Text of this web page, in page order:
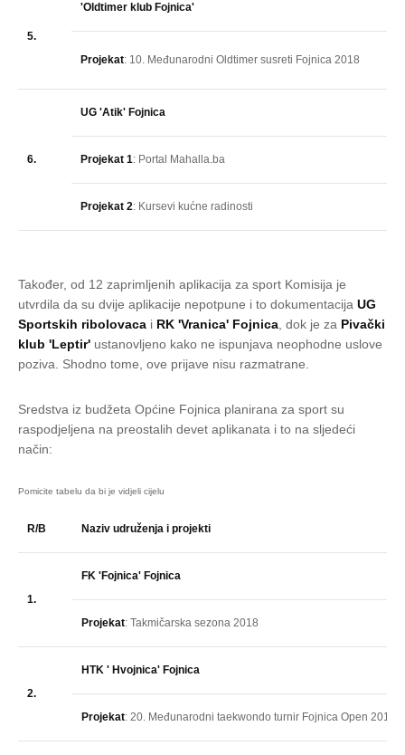
5.
'Oldtimer klub Fojnica'
Projekat: 10. Međunarodni Oldtimer susreti Fojnica 2018
6.
UG 'Atik' Fojnica
Projekat 1: Portal Mahalla.ba
Projekat 2: Kursevi kućne radinosti
Također, od 12 zaprimljenih aplikacija za sport Komisija je
utvrdila da su dvije aplikacije nepotpune i to dokumentacija UG
Sportskih ribolovaca i RK 'Vranica' Fojnica , dok je za Pivački
klub 'Leptir' ustanovljeno kako ne ispunjava neophodne uslove
poziva. Shodno tome, ove prijave nisu razmatrane.
Sredstva iz budžeta Općine Fojnica planirana za sport su
raspodjeljena na preostalih devet aplikanata i to na sljedeći
način:
R/B Naziv udruženja i projekti
1.
FK 'Fojnica' Fojnica
Projekat: Takmičarska sezona 2018
2.
HTK ' Hvojnica' Fojnica
Projekat: 20. Međunarodni taekwondo turnir Fojnica Open 2018